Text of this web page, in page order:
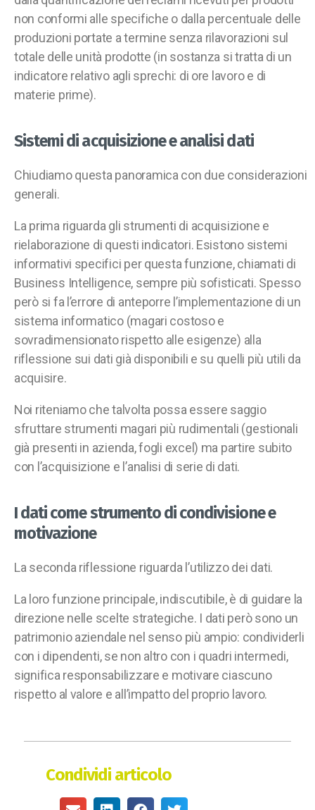
non conformi alle specifiche o dalla percentuale delle
produzioni portate a termine senza rilavorazioni sul
totale delle unità prodotte (in sostanza si tratta di un
indicatore relativo agli sprechi: di ore lavoro e di
materie prime).
Sistemi di acquisizione e analisi dati
Chiudiamo questa panoramica con due considerazioni
generali.
La prima riguarda gli strumenti di acquisizione e
rielaborazione di questi indicatori. Esistono sistemi
informativi specifici per questa funzione, chiamati di
Business Intelligence, sempre più sofisticati. Spesso
però si fa l’errore di anteporre l’implementazione di un
sistema informatico (magari costoso e
sovradimensionato rispetto alle esigenze) alla
riflessione sui dati già disponibili e su quelli più utili da
acquisire.
Noi riteniamo che talvolta possa essere saggio
sfruttare strumenti magari più rudimentali (gestionali
già presenti in azienda, fogli excel) ma partire subito
con l’acquisizione e l’analisi di serie di dati.
I dati come strumento di condivisione e
motivazione
La seconda riflessione riguarda l’utilizzo dei dati.
La loro funzione principale, indiscutibile, è di guidare la
direzione nelle scelte strategiche. I dati però sono un
patrimonio aziendale nel senso più ampio: condividerli
con i dipendenti, se non altro con i quadri intermedi,
significa responsabilizzare e motivare ciascuno
rispetto al valore e all’impatto del proprio lavoro.
Condividi articolo